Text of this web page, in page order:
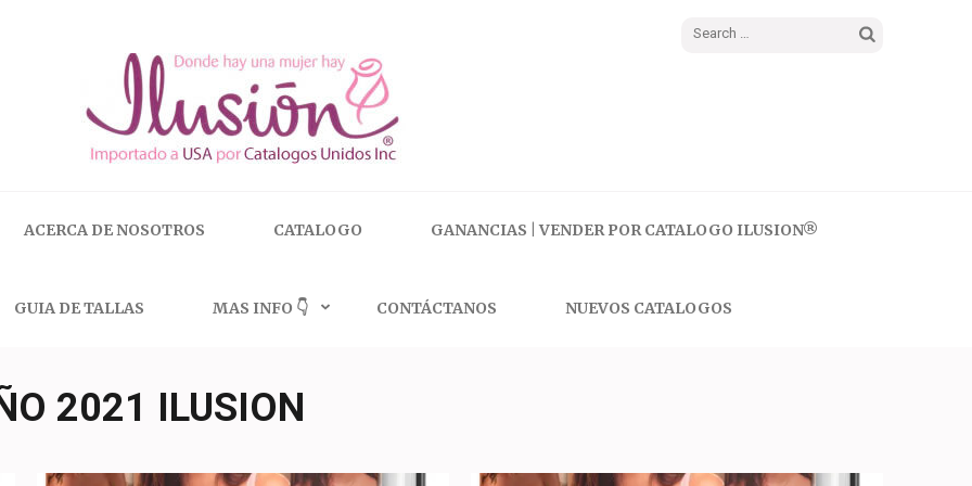
Search
ACERCA DE NOSOTROS CATALOGO GANANCIAS | VENDER POR CATALOGO ILUSION®
GUIA DE TALLAS MAS INFO 👇 CONTÁCTANOS NUEVOS CATALOGOS
2021 ILUSION